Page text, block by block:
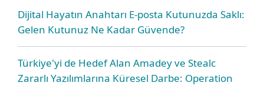
Dijital Hayatın Anahtarı E-posta Kutunuzda Saklı:
Gelen Kutunuz Ne Kadar Güvende?
Türkiye'yi de Hedef Alan Amadey ve Stealc
Zararlı Yazılımlarına Küresel Darbe: Operation